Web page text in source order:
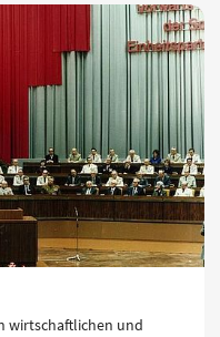
wirtschaftlichen und